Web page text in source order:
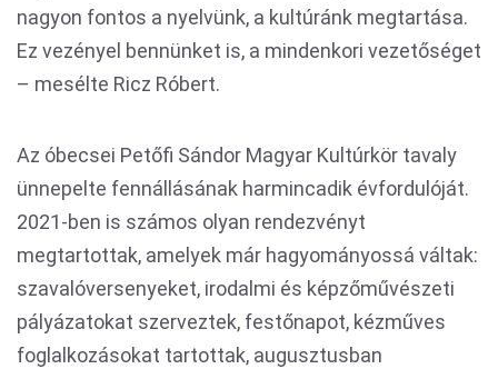
nagyon fontos a nyelvünk, a kultúránk megtartása.
Ez vezényel bennünket is, a mindenkori vezetőséget
– mesélte Ricz Róbert.
Az óbecsei Petőfi Sándor Magyar Kultúrkör tavaly
ünnepelte fennállásának harmincadik évfordulóját.
2021-ben is számos olyan rendezvényt
megtartottak, amelyek már hagyományossá váltak:
szavalóversenyeket, irodalmi és képzőművészeti
pályázatokat szerveztek, festőnapot, kézműves
foglalkozásokat tartottak, augusztusban